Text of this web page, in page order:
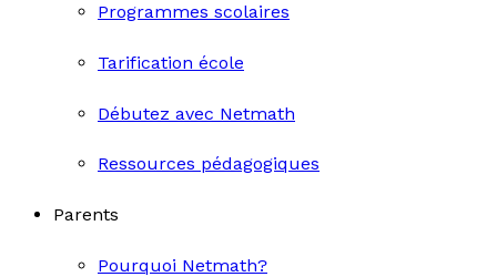
Programmes scolaires
Tarification école
Débutez avec Netmath
Ressources pédagogiques
Parents
Pourquoi Netmath?